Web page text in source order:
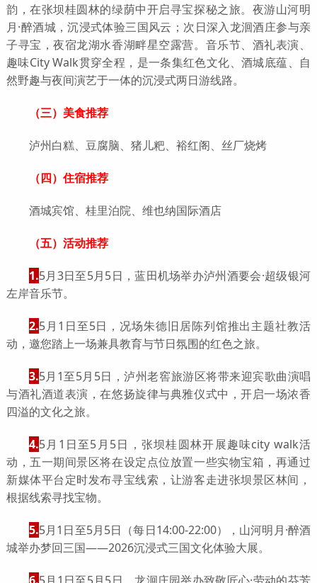
韵，在张坝桂圆林的绿荫中开启寻宝探秘之旅。夜游山河明
月·醉酒城，沉浸式体验三国风云；次日深入龙洄酒庄参与亲
子寻宝，夜宿龙湖水香湖畔星空露营。音乐节、酒礼表演、
趣味City Walk贯穿全程，是一条集红色文化、酒城底蕴、自
然野趣与夜间演艺于一体的沉浸式两日游线路。
（三）美食推荐
泸州白糕、豆腐脑、猪儿粑、裕红阁、丝厂烧烤
（四）住宿推荐
酒城宾馆、桂里泊院、维也纳国际酒店
（五）活动推荐
1.5月3日至5月5日，蓝田机场举办泸州酒要会·超级银河
左岸音乐节。
2.5月1日至5日，况场朱德旧居陈列馆推出主题社教活
动，邀您踏上一场兼具教育与节日氛围的红色之旅。
3.5月1至5月5日，泸州老窖旅游区将带来迎宾歌曲演唱
与酒礼酒道表演，在悠扬旋律与典雅仪式中，开启一场浓香
四溢的文化之旅。
4.5月1日至5月5日，张坝桂圆林开展趣味city walk活
动，五一期间景区将在设定点位放置一些实物宝箱，再通过
新媒体平台定时发布寻宝线索，让游客走进张坝景区林间，
根据线索寻找宝物。
5.5月1日至5月5日（每日14:00-22:00），山河明月·醉酒
城举办梦回三国——2026沉浸式三国文化体验大展。